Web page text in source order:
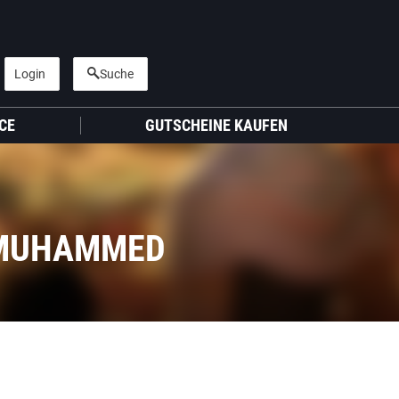
Login Suche
GUTSCHEINE KAUFEN